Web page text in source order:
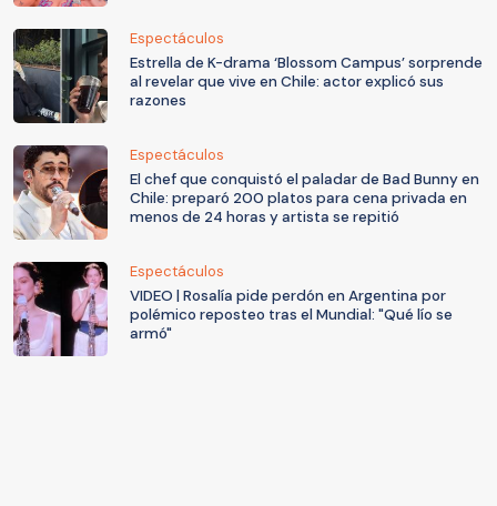
Espectáculos
Estrella de K-drama ‘Blossom Campus’ sorprende
al revelar que vive en Chile: actor explicó sus
razones
Espectáculos
El chef que conquistó el paladar de Bad Bunny en
Chile: preparó 200 platos para cena privada en
menos de 24 horas y artista se repitió
Espectáculos
VIDEO | Rosalía pide perdón en Argentina por
polémico reposteo tras el Mundial: "Qué lío se
armó"